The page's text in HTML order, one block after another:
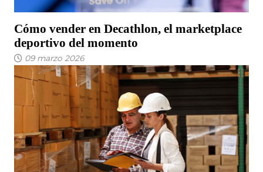
Cómo vender en Decathlon, el marketplace
deportivo del momento
09 marzo 2026